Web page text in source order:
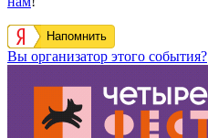
Напомнить
Вы организатор этого события?